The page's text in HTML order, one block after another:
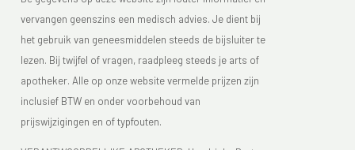
vervangen geenszins een medisch advies. Je dient bij
het gebruik van geneesmiddelen steeds de bijsluiter te
lezen. Bij twijfel of vragen, raadpleeg steeds je arts of
apotheker. Alle op onze website vermelde prijzen zijn
inclusief BTW en onder voorbehoud van
prijswijzigingen en of typfouten.